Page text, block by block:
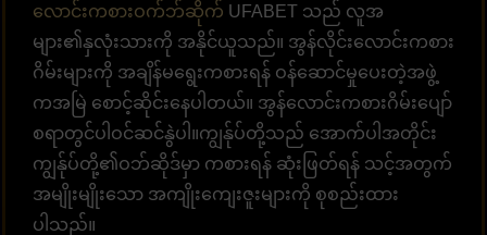
လောင်းကစားဝက်ဘ်ဆိုက် UFABET သည် လူအ
များ၏နှလုံးသားကို အနိုင်ယူသည်။ အွန်လိုင်းလောင်းကစား
ဂိမ်းများကို အချိန်မရွေးကစားရန် ဝန်ဆောင်မှုပေးတဲ့အဖွဲ့
ကအမြဲ စောင့်ဆိုင်းနေပါတယ်။ အွန်လောင်းကစားဂိမ်းပျော်
စရာတွင်ပါဝင်ဆင်နွဲပါ။ကျွန်ုပ်တို့သည် အောက်ပါအတိုင်း
ကျွန်ုပ်တို့၏ဝဘ်ဆိုဒ်မှာ ကစားရန် ဆုံးဖြတ်ရန် သင့်အတွက်
အမျိုးမျိုးသော အကျိုးကျေးဇူးများကို စုစည်းထား
ပါသည်။